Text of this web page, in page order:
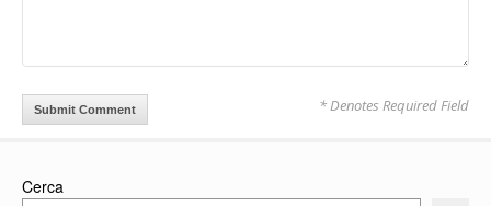
* Denotes Required Field
Cerca